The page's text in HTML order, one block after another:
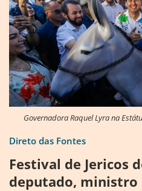
Governadora Raquel Lyra na
Direto das Fontes
Festival de Jericos
deputado, ministro